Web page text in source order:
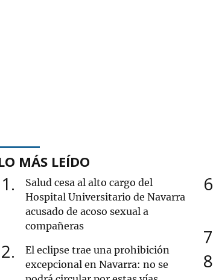
MÁS LEÍDO
1
Salud cesa al alto cargo del
Hospital Universitario de Navarra
acusado de acoso sexual a
compañeras
2
El eclipse trae una prohibición
excepcional en Navarra: no se
6
7
8